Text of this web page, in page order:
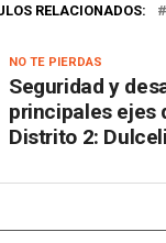
RELACIONADOS:
NO TE PIERDAS
Seguridad y
principales ejes
Distrito 2: